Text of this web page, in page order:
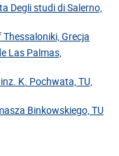
Degli studi di Salerno,
Grecja
Las Palmas,
K. Pochwata, TU,
Binkowskiego, TU